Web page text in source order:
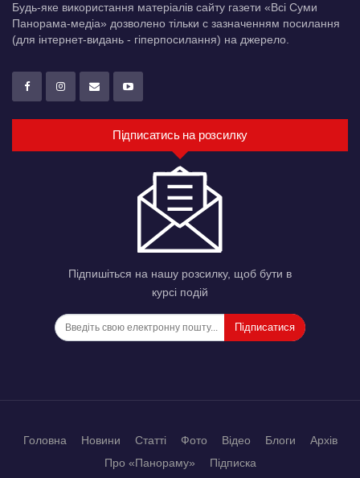
Будь-яке використання матеріалів сайту газети «Всі Суми
Панорама-медіа» дозволено тільки c зазначенням посилання
(для інтернет-видань - гіперпосилання) на джерело.
Підписатись на розсилку
Підпишіться на нашу розсилку, щоб бути в
курсі подій
Підписатися
Головна Новини Статті Фото Відео Блоги
Архів
Про «Панораму»
Підписка